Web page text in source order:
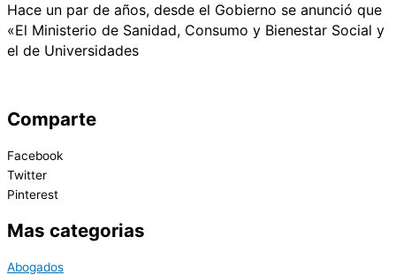
Hace un par de años, desde el Gobierno se anunció que
«El Ministerio de Sanidad, Consumo y Bienestar Social y
el de Universidades
Comparte
Facebook
Twitter
Pinterest
Mas categorias
Abogados